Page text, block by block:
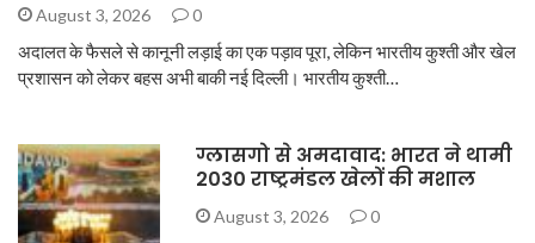
August 3, 2026 0
अदालत के फैसले से कानूनी लड़ाई का एक पड़ाव पूरा, लेकिन भारतीय कुश्ती और खेल
प्रशासन को लेकर बहस अभी बाकी नई दिल्ली। भारतीय कुश्ती…
ग्लासगो से अमदावाद: भारत ने थामी
2030 राष्ट्रमंडल खेलों की मशाल
August 3, 2026 0